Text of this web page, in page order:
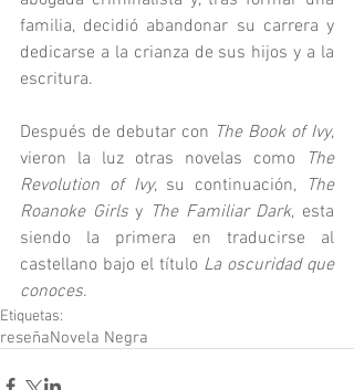
familia, decidió abandonar su carrera y
dedicarse a la crianza de sus hijos y a la
escritura.
Después de debutar con The Book of Ivy,
vieron la luz otras novelas como
The
Revolution of Ivy, su continuación, The
Roanoke Girls y The Familiar Dark, esta
siendo la primera en traducirse al
castellano bajo el título La oscuridad que
conoces.
Etiquetas:
reseñaNovela Negra